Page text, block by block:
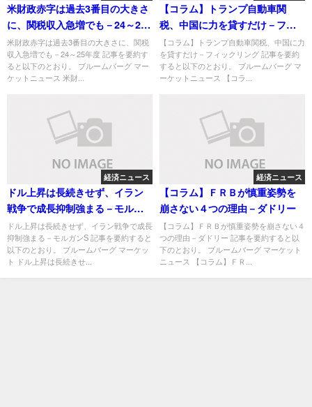
米財政赤字は過去3番目の大きさ
に、関税収入急増でも－24～25
年度
米財政赤字は過去3番目の大きさに、関税
収入急増でも－24～25年度 記事を要約す
ると以下のとおり。 ブルームバーグ マー
ケットニュース 米財...
【コラム】トランプ自動車関
税、中国に力を貸すだけ－フィ
ックリング
【コラム】トランプ自動車関税、中国に力
を貸すだけ－フィックリング 記事を要約
すると以下のとおり。 ブルームバーグ マ
ーケットニュース 【コラ...
経済ニュース
ドル上昇は長続きせず、イラン
戦争で成長抑制強まる－モルガ
ンS
ドル上昇は長続きせず、イラン戦争で成長
抑制強まる－モルガンS 記事を要約すると
以下のとおり。 ブルームバーグ マーケッ
ト ドル上昇は長続きせ...
経済ニュース
【コラム】ＦＲＢが慎重姿勢を
崩さない４つの理由－ダドリー
【コラム】ＦＲＢが慎重姿勢を崩さない４
つの理由－ダドリー 記事を要約すると以
下のとおり。 ブルームバーグ マーケット
ニュース 【コラム】ＦＲ...